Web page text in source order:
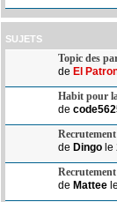
SUJETS
Topic des
de El
Habit pour
de
de Dingo le
de Mattee